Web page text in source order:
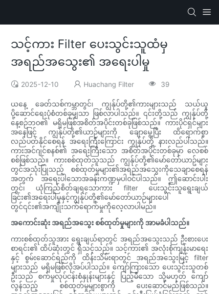
သင့်ကား Filter ပေးသွင်းသူထံမှ
အရည်အသွေး၏ အရေးပါမှု
2025-12-10 Huachang Filter 39
ယနေ့ ခေတ်သစ်ကမ္ဘာတွင်၊ ကျွန်ုပ်တို့၏ကားများသည် သယ်ယူ
ပို့ဆောင်ရေးပုံစံတစ်ခုမျှသာ ဖြစ်လာပါသည်။ ၎င်းတို့သည် ကျွန်ုပ်တို့
နေ့စဉ်ဘဝ၏ မရှိမဖြစ်အစိတ်အပိုင်းတစ်ခုဖြစ်သည်။ ကားပိုင်ရှင်များ
အနေဖြင့် ကျွန်ုပ်တို့၏ယာဉ်များကို ချောမွေ့ပြီး ထိရောက်စွာ
လည်ပတ်နိုင်စေရန် အရေးကြီးကြောင်း ကျွန်ုပ်တို့ နားလည်ပါသည်။
ကားအင်ဂျင်စနစ်၏ အရေးကြီးသော အစိတ်အပိုင်းတစ်ခုမှာ လေစစ်
စစ်ဖြစ်သည်။ ကားစစ်ထုတ်သူသည် ကျွန်ုပ်တို့၏မော်တော်ယာဥ်များ
တွင်အသုံးပြုသည့် စစ်ထုတ်မှုများ၏အရည်အသွေးကိုသေချာစေရန်
အတွက် အရေးပါသောအခန်းကဏ္ဍမှပါဝင်ပါသည်။ ဤဆောင်းပါး
တွင်၊ ယုံကြည်စိတ်ချရသောကား filter ပေးသွင်းသူရွေးချယ်
ခြင်း၏အရေးပါမှုနှင့်ကျွန်ုပ်တို့၏မော်တော်ယာဉ်များပေါ်
တွင်၎င်း၏အကျိုးသက်ရောက်မှုကိုလေ့လာပါမည်။
အကောင်းဆုံး အရည်အသွေး စစ်ထုတ်မှုများကို အာမခံပါသည်။
ကားစစ်ထုတ်သူအား ရွေးချယ်ရာတွင် အရည်အသွေးသည် ဦးစားပေး
စာရင်း၏ ထိပ်ဆုံးတွင် ရှိသင့်သည်။ သင့်ကား၏ အလုံးစုံကျန်းမာရေး
နှင့် စွမ်းဆောင်ရည်ကို ထိန်းသိမ်းရာတွင် အရည်အသွေးမြင့် filter
များသည် မရှိမဖြစ်လိုအပ်ပါသည်။ ကျော်ကြားသော ပေးသွင်းသူတစ်
ဦးသည် စက်မှုလုပ်ငန်းစံနှုန်းများနှင့် ပြည့်မီသော သို့မဟုတ် ကျော်
လွန်သည့် စစ်ထုတ်မှုများစွာကို ပေးဆောင်မည်ဖြစ်သည်။